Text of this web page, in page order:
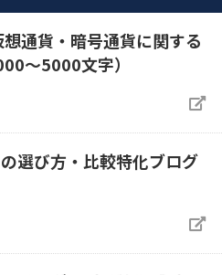
想通貨・暗号通貨に関する
～5000文字）
選び方・比較特化ブログ